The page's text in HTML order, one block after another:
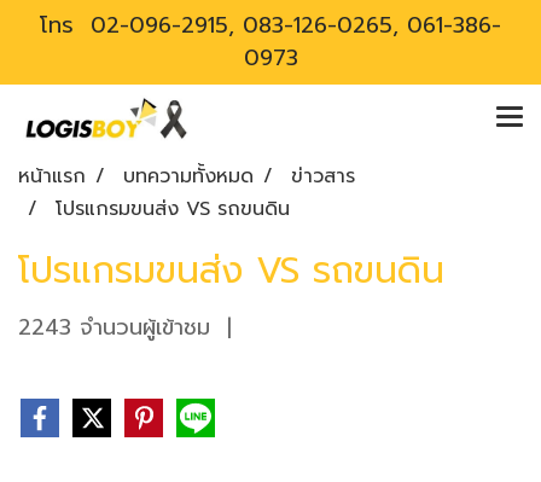
โทร 02-096-2915, 083-126-0265, 061-386-
0973
หน้าแรก บทความทั้งหมด
ข่าวสาร
โปรแกรมขนส่ง VS รถขนดิน
โปรแกรมขนส่ง VS รถขนดิน
2243 จำนวนผู้เข้าชม |